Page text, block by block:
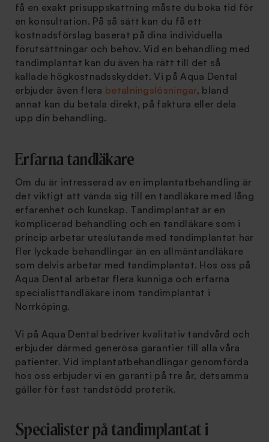
få en exakt prisuppskattning måste du boka tid för
en konsultation. På så sätt kan du få ett
kostnadsförslag baserat på dina individuella
förutsättningar och behov. Vid en behandling med
tandimplantat kan du även ha rätt till det så
kallade högkostnadsskyddet. Vi på Aqua Dental
erbjuder även flera betalningslösningar, bland
annat kan du betala direkt, på faktura eller dela
upp din behandling.
Erfarna tandläkare
Om du är intresserad av en implantatbehandling är
det viktigt att vända sig till en tandläkare med lång
erfarenhet och kunskap. Tandimplantat är en
komplicerad behandling och en tandläkare som i
princip arbetar uteslutande med tandimplantat har
fler lyckade behandlingar än en allmäntandläkare
som delvis arbetar med tandimplantat. Hos oss på
Aqua Dental arbetar flera kunniga och erfarna
specialisttandläkare inom tandimplantat i
Norrköping.
Vi på Aqua Dental bedriver kvalitativ tandvård och
erbjuder därmed generösa garantier till alla våra
patienter. Vid implantatbehandlingar genomförda
hos oss erbjuder vi en garanti på tre år, detsamma
gäller för fast tandstödd protetik.
Specialister på tandimplantat i